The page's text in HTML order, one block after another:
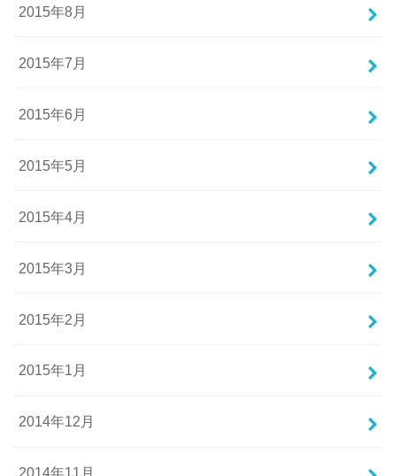
2015年8月
2015年7月
2015年6月
2015年5月
2015年4月
2015年3月
2015年2月
2015年1月
2014年12月
2014年11月